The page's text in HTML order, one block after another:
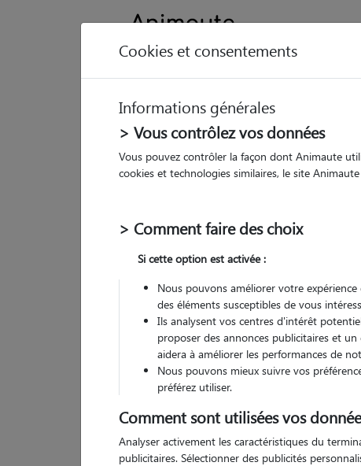
1 avis)
5/5
chez
1
Cookies et consentements
Informations générales
> Vous contrôlez vos données
Vous pouvez contrôler la façon dont Animaute
cookies et technologies similaires, le site
> Comment faire des choix
Si cette option est activée :
Nous pouvons améliorer votre
des éléments susceptibles de vous
Ils analysent vos centres d'intérêt
proposer des annonces publicitaires et
aidera à améliorer les performances de
Nous pouvons mieux suivre vos
préférez utiliser.
Comment sont utilisées vos
Analyser activement les caractéristiques du
publicitaires. Sélectionner des publicités